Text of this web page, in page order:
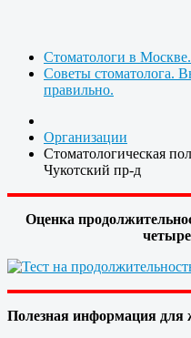
Стоматологи в
Советы стоматолога.
правильно.
Организации
Стоматологическая
Чукотский пр-д
Оценка
Полезная информация